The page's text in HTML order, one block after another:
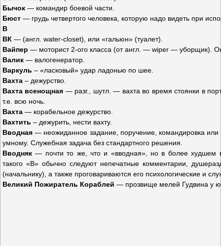
Бычок — командир боевой части.
Бюст — грудь четвертого человека, которую надо видеть при
В
ВК — (англ. water-closet), или «гальюн» (туалет).
Вайпер — моторист 2-ого класса (от англ. — wiper — уборщик).
Валик — валогенератор.
Варкуль – «ласковый» удар ладонью по шее.
Вахта – дежурство.
Вахта всенощная — разг., шутл. — вахта во время стоянки в
т.е. всю ночь.
Вахта — корабельное дежурство.
Вахтить – дежурить, нести вахту.
Вводная — неожиданное задание, поручение, командировка или
умному. Служебная задача без стандартного решения.
Вводняк — почти то же, что и «вводная», но в более худшем
такого «В» обычно следуют непечатные комментарии,
(начальнику), а также проговариваются его психологические и
Великий Пожиратель Кораблей — прозвище мелей Гудвина у